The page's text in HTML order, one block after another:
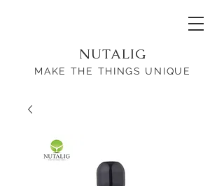
NUTALIG
MAKE THE THINGS UNIQUE